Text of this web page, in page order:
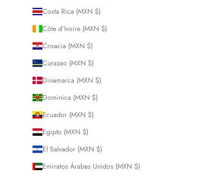
Costa Rica (MXN $)
Côte d’Ivoire (MXN $)
Croacia (MXN $)
Curazao (MXN $)
Dinamarca (MXN $)
Dominica (MXN $)
Ecuador (MXN $)
Egipto (MXN $)
El Salvador (MXN $)
Emiratos Árabes Unidos (MXN $)